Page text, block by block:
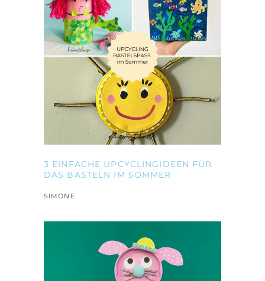
3 EINFACHE UPCYCLINGIDEEN FÜR
DAS BASTELN IM SOMMER
SIMONE